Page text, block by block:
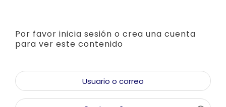
Por favor inicia sesión o crea una cuenta
para ver este contenido